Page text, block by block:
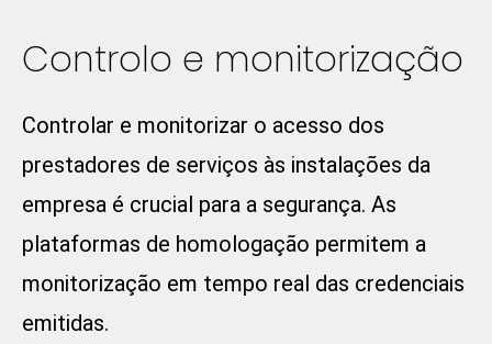
Controlo e monitorização
Controlar e monitorizar o acesso dos
prestadores de serviços às instalações da
empresa é crucial para a segurança. As
plataformas de homologação permitem a
monitorização em tempo real das credenciais
emitidas.